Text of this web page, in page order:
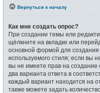
Вернуться к началу
Как мне создать опрос?
При создании темы или
щёлкните на вкладке или
основной формой для
используемого стиля; если вы
вы не имеете прав на создание
два варианта ответа в
каждый вариант находится на
также можете задать